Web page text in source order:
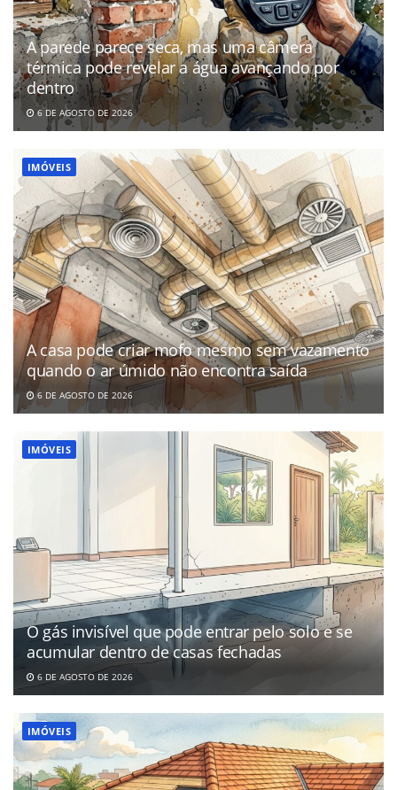
A parede parece seca, mas uma câmera
térmica pode revelar a água avançando por
dentro
6 DE AGOSTO DE 2026
IMÓVEIS
A casa pode criar mofo mesmo sem vazamento
quando o ar úmido não encontra saída
6 DE AGOSTO DE 2026
IMÓVEIS
O gás invisível que pode entrar pelo solo e se
acumular dentro de casas fechadas
6 DE AGOSTO DE 2026
IMÓVEIS